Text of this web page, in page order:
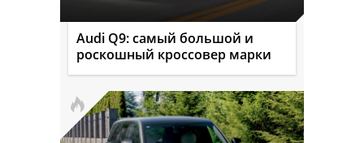
Audi Q9: самый большой и
роскошный кроссовер марки